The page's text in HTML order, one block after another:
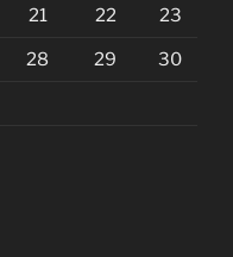
21 22 23
28 29 30